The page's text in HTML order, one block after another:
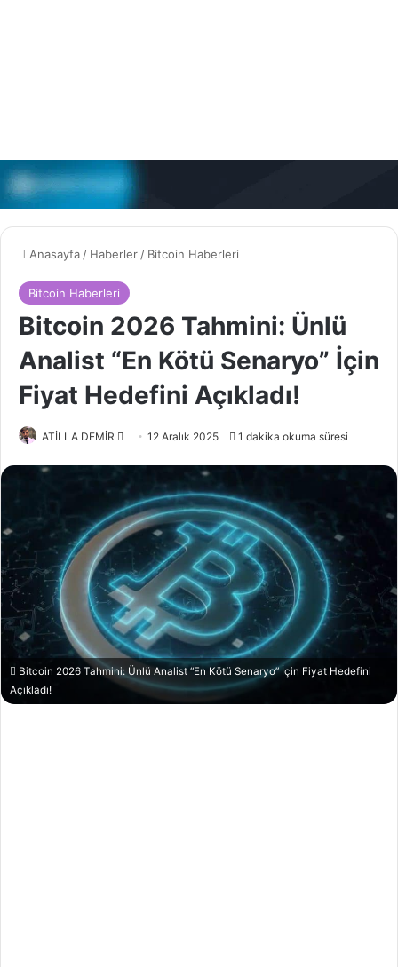
Anasayfa / Haberler / Bitcoin Haberleri
Bitcoin Haberleri
Bitcoin 2026 Tahmini: Ünlü
Analist “En Kötü Senaryo” İçin
Fiyat Hedefini Açıkladı!
ATİLLA DEMİR
göndermek
12 Aralık 2025 1 dakika okuma süresi
Bitcoin 2026 Tahmini: Ünlü Analist “En Kötü Senaryo” İçin Fiyat Hedefini
Açıkladı!